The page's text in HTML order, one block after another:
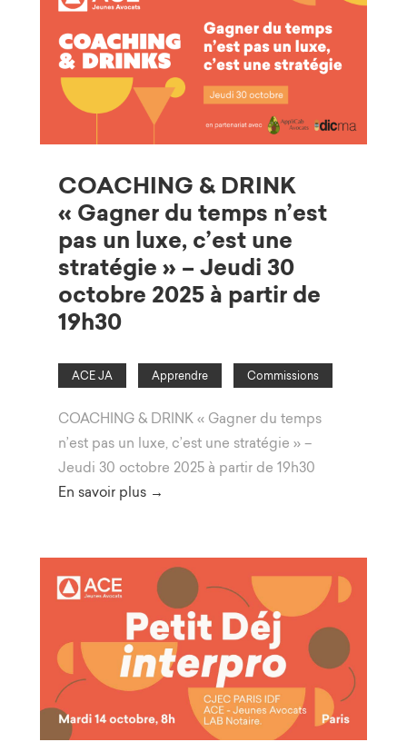
COACHING & DRINK
« Gagner du temps n’est
pas un luxe, c’est une
stratégie » – Jeudi 30
octobre 2025 à partir de
19h30
ACE JA Apprendre Commissions
COACHING & DRINK « Gagner du temps
n’est pas un luxe, c’est une stratégie » –
Jeudi 30 octobre 2025 à partir de 19h30
En savoir plus →